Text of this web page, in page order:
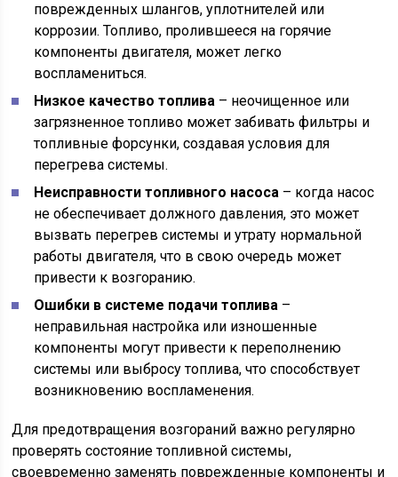
поврежденных шлангов, уплотнителей или
коррозии. Топливо, пролившееся на горячие
компоненты двигателя, может легко
воспламениться.
Низкое качество топлива – неочищенное или
загрязненное топливо может забивать фильтры и
топливные форсунки, создавая условия для
перегрева системы.
Неисправности топливного насоса – когда насос
не обеспечивает должного давления, это может
вызвать перегрев системы и утрату нормальной
работы двигателя, что в свою очередь может
привести к возгоранию.
Ошибки в системе подачи топлива –
неправильная настройка или изношенные
компоненты могут привести к переполнению
системы или выбросу топлива, что способствует
возникновению воспламенения.
Для предотвращения возгораний важно регулярно
проверять состояние топливной системы,
своевременно заменять поврежденные компоненты и